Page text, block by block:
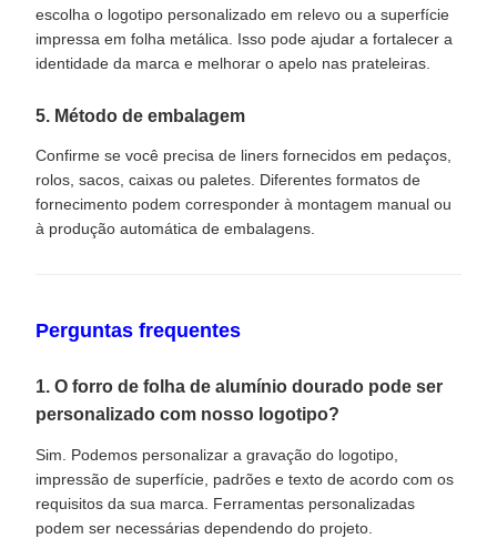
escolha o logotipo personalizado em relevo ou a superfície
impressa em folha metálica. Isso pode ajudar a fortalecer a
identidade da marca e melhorar o apelo nas prateleiras.
5. Método de embalagem
Confirme se você precisa de liners fornecidos em pedaços,
rolos, sacos, caixas ou paletes. Diferentes formatos de
fornecimento podem corresponder à montagem manual ou
à produção automática de embalagens.
Perguntas frequentes
1. O forro de folha de alumínio dourado pode ser
personalizado com nosso logotipo?
Sim. Podemos personalizar a gravação do logotipo,
impressão de superfície, padrões e texto de acordo com os
requisitos da sua marca. Ferramentas personalizadas
podem ser necessárias dependendo do projeto.